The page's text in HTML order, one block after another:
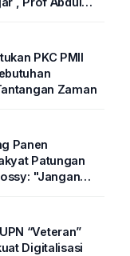
PKC PMII
Zaman
Panen
Patungan
"Jangan
“Veteran”
Digitalisasi